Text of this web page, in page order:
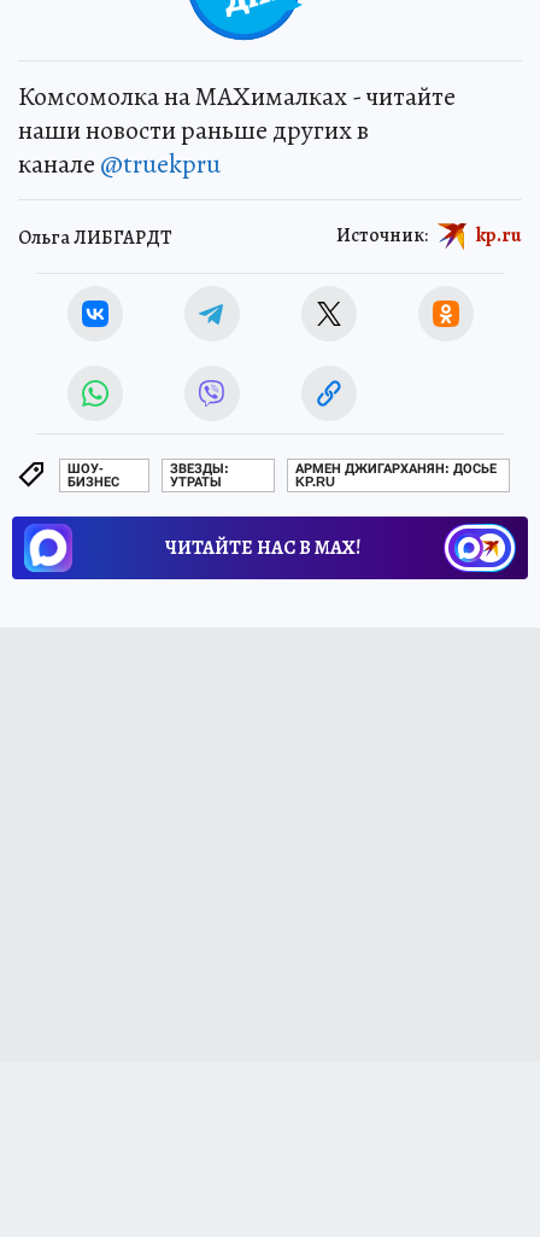
Комсомолка на MAXималках - читайте
наши новости раньше других в
канале @truekpru
Ольга ЛИБГАРДТ Источник: kp.ru
ШОУ-
БИЗНЕС
ЗВЕЗДЫ:
УТРАТЫ
АРМЕН ДЖИГАРХАНЯН: ДОСЬЕ
KP.RU
ЧИТАЙТЕ НАС В МАХ!